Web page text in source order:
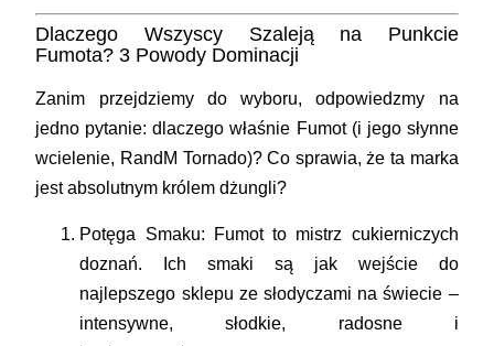
Dlaczego Wszyscy Szaleją na Punkcie
Fumota? 3 Powody Dominacji
Zanim przejdziemy do wyboru, odpowiedzmy na
jedno pytanie: dlaczego właśnie Fumot (i jego słynne
wcielenie, RandM Tornado)? Co sprawia, że ta marka
jest absolutnym królem dżungli?
Potęga Smaku: Fumot to mistrz cukierniczych
doznań. Ich smaki są jak wejście do
najlepszego sklepu ze słodyczami na świecie –
intensywne, słodkie, radosne i